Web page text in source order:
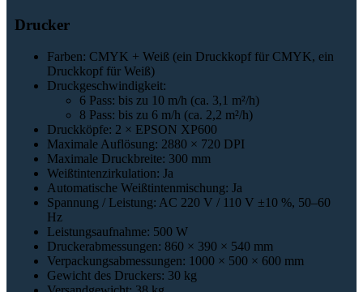
Drucker
Farben: CMYK + Weiß (ein Druckkopf für CMYK, ein
Druckkopf für Weiß)
Druckgeschwindigkeit:
6 Pass: bis zu 10 m/h (ca. 3,1 m²/h)
8 Pass: bis zu 6 m/h (ca. 2,2 m²/h)
Druckköpfe: 2 × EPSON XP600
Maximale Auflösung: 2880 × 720 DPI
Maximale Druckbreite: 300 mm
Weißtintenzirkulation: Ja
Automatische Weißtintenmischung: Ja
Spannung / Leistung: AC 220 V / 110 V ±10 %, 50–60
Hz
Leistungsaufnahme: 500 W
Druckerabmessungen: 860 × 390 × 540 mm
Verpackungsabmessungen: 1000 × 500 × 600 mm
Gewicht des Druckers: 30 kg